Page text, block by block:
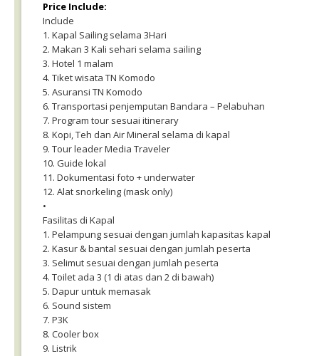
Price Include:
Include
1. Kapal Sailing selama 3Hari
2. Makan 3 Kali sehari selama sailing
3. Hotel 1 malam
4. Tiket wisata TN Komodo
5. Asuransi TN Komodo
6. Transportasi penjemputan Bandara – Pelabuhan
7. Program tour sesuai itinerary
8. Kopi, Teh dan Air Mineral selama di kapal
9. Tour leader Media Traveler
10. Guide lokal
11. Dokumentasi foto + underwater
12. Alat snorkeling (mask only)
•
Fasilitas di Kapal
1. Pelampung sesuai dengan jumlah kapasitas kapal
2. Kasur & bantal sesuai dengan jumlah peserta
3. Selimut sesuai dengan jumlah peserta
4. Toilet ada 3 (1 di atas dan 2 di bawah)
5. Dapur untuk memasak
6. Sound sistem
7. P3K
8. Cooler box
9. Listrik